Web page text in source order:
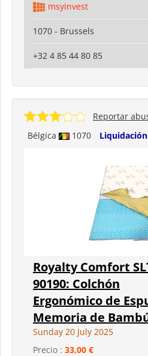
msyinvest
1070 - Brussels
+32 4 85 44 80 85
Bélgica 1070
Reportar
Royalty Comfort
90190: Colchón
Ergonómico de
Memoria de
Sunday 20 July 2025
Precio : 33,00 €